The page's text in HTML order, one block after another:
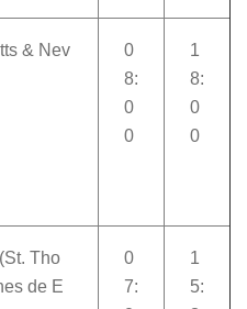
& Nev
0
8:
0
0
1
8:
0
0
Tho
de E
0
7:
1
5: